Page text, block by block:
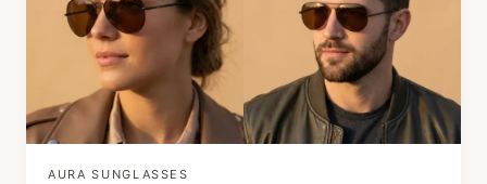
AURA SUNGLASSES